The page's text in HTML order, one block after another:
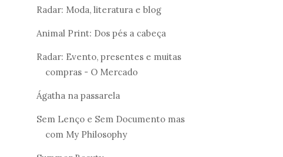
Radar: Moda, literatura e blog
Animal Print: Dos pés a cabeça
Radar: Evento, presentes e muitas
compras - O Mercado
Ágatha na passarela
Sem Lenço e Sem Documento mas
com My Philosophy